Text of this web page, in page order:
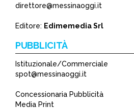
direttore@messinaoggi.it
Editore: Edimemedia Srl
PUBBLICITÀ
Istituzionale/Commerciale
spot@messinaoggi.it
Concessionaria Pubblicità
Media Print